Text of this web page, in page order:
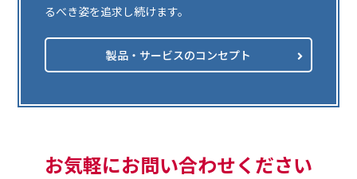
るべき姿を追求し続けます。
製品・サービスのコンセプト
お気軽にお問い合わせください